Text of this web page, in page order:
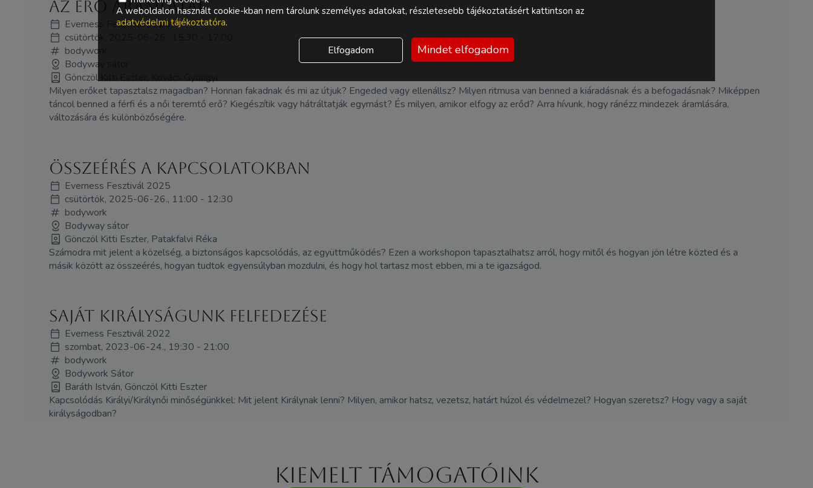
Az erő áramlatai
Everness Fesztivál 2025
csütörtök, 2025-06-26., 15:30 - 17:00
bodywork
Bodyway sátor
Gönczöl Kitti Eszter, Kovács Gyöngyi
Milyen erőket tapasztalsz magadban? Honnan fakadnak és mi az útjuk? Engeded vagy ellenállsz? Milyen ritmusa van benned a kiáradásnak és a befogadásnak? Miképpen
táncol benned a férfi és a női teremtő erő? Kiegészítik vagy hátráltatják egymást? És milyen, amikor elfogy az erőd? Arra hívunk, hogy ránézz mindezek áramlására,
változására és különbözőségére.
Összeérés a kapcsolatokban
Everness Fesztivál 2025
csütörtök, 2025-06-26., 11:00 - 12:30
bodywork
Bodyway sátor
Gönczöl Kitti Eszter, Patakfalvi Réka
Számodra mit jelent a közelség, a biztonságos kapcsolódás, az együttműködés? Ezen a workshopon tapasztalhatsz arról, hogy mitől és hogyan jön létre közted és a
másik között az összeérés, hogyan tudtok egyensúlyban mozdulni, és hogy hol tartasz most ebben, mi a te igazságod.
Saját királyságunk felfedezése
Everness Fesztivál 2022
szombat, 2023-06-24., 19:30 - 21:00
bodywork
Bodywork Sátor
Baráth István, Gönczöl Kitti Eszter
Kapcsolódás Királyi/Királynői minőségünkkel: Mit jelent Királynak lenni? Milyen, amikor hatsz, vezetsz, határt húzol és védelmezel? Hogyan szeretsz? Hogy vagy a saját
királyságodban?
Kiemelt támogatóink
A weboldalon használt cookie-kban nem tárolunk személyes adatokat, részletesebb tájékoztatásért kattintson az
adatvédelmi tájékoztatóra.
Elfogadom Mindet elfogadom